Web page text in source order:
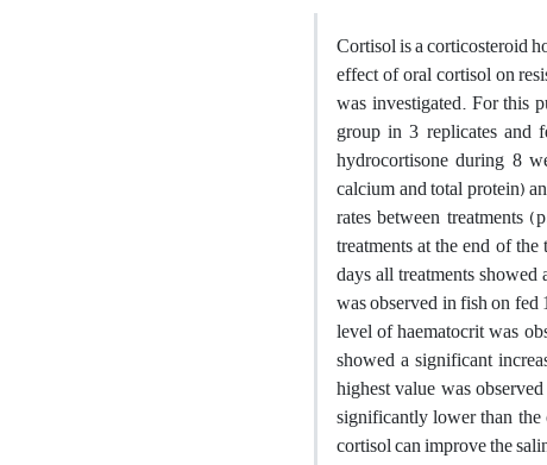
Cortisol is a corticosteroid
effect of oral cortisol on
was investigated. For this
group in 3 replicates and
hydrocortisone during 8
calcium and total protein)
rates between treatments
treatments at the end of
days all treatments
was observed in fish on
level of haematocrit was
showed a significant
highest value was
significantly lower than
cortisol can improve the